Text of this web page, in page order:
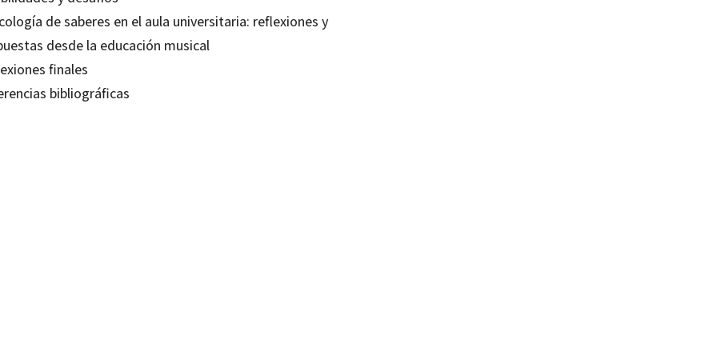
de saberes en el aula universitaria: reflexiones y
desde la educación musical
finales
bibliográficas